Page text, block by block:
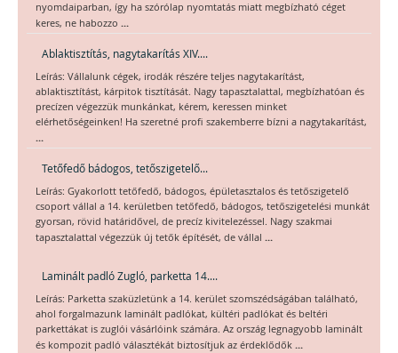
nyomdaiparban, így ha szórólap nyomtatás miatt megbízható céget
keres, ne habozzo ...
Ablaktisztítás, nagytakarítás XIV....
Leírás: Vállalunk cégek, irodák részére teljes nagytakarítást,
ablaktisztítást, kárpitok tisztítását. Nagy tapasztalattal, megbízhatóan és
precízen végezzük munkánkat, kérem, keressen minket
elérhetőségeinken! Ha szeretné profi szakemberre bízni a nagytakarítást,
...
Tetőfedő bádogos, tetőszigetelő...
Leírás: Gyakorlott tetőfedő, bádogos, épületasztalos és tetőszigetelő
csoport vállal a 14. kerületben tetőfedő, bádogos, tetőszigetelési munkát
gyorsan, rövid határidővel, de precíz kivitelezéssel. Nagy szakmai
tapasztalattal végezzük új tetők építését, de vállal ...
Laminált padló Zugló, parketta 14....
Leírás: Parketta szaküzletünk a 14. kerület szomszédságában található,
ahol forgalmazunk laminált padlókat, kültéri padlókat és beltéri
parkettákat is zuglói vásárlóink számára. Az ország legnagyobb laminált
és kompozit padló választékát biztosítjuk az érdeklődők ...